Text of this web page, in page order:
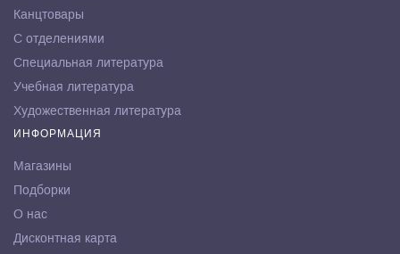
Канцтовары
С отделениями
Специальная литература
Учебная литература
Художественная литература
ИНФОРМАЦИЯ
Магазины
Подборки
О нас
Дисконтная карта